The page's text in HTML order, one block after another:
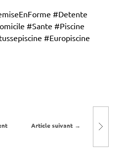
#Detente
#Sante #Piscine
#Europiscine
Article suivant